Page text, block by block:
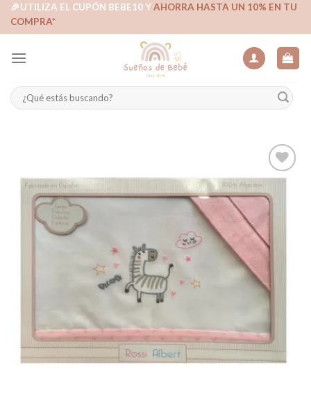
Skip🎉UTILIZA EL CUPÓN BEBE10 YAHORRA HASTA UN 10% EN TU
COMPRA*
Buscar
por:
Añadir
lista de
deseos